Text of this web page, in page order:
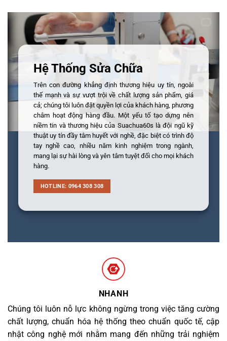
Hệ Thống Sửa Chữa
Trên con đường khẳng định thương hiệu uy tín, ngoài
thế mạnh và sự vượt trội về chất lượng sản phẩm, giá
cả; chúng tôi luôn đặt quyền lợi của khách hàng, phương
châm hoạt động hàng đầu. Một yếu tố tạo dựng nên
niềm tin và thương hiệu của Suachua60s là đội ngũ kỹ
thuật uy tín đầy tâm huyết với nghề, đặc biệt có trình độ
tay nghề cao, nhiều năm kinh nghiệm trong ngành,
mang lại sự hài lòng và yên tâm tuyệt đối cho mọi khách
hàng.
HOTLINE: 0964 308 308
NHANH
Chúng tôi luôn nỗ lực không ngừng trong việc tăng cường
chất lượng, chuẩn hóa hệ thống theo chuẩn quốc tế, cập
nhật công nghệ mới nhằm mang đến những trải nghiệm